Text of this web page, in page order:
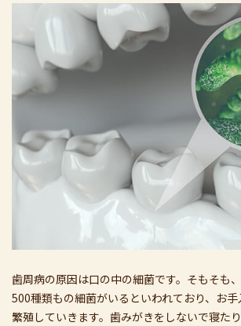
歯周病の原因は口の中の細菌です。そもそも
500種類もの細菌がいるといわれており、お
繁殖していきます。歯みがきをしないで寝た